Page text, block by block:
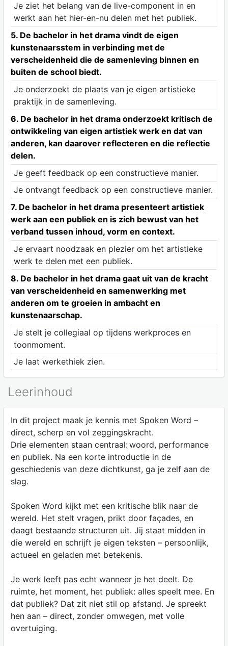
Je ziet het belang van de live-component in en
werkt aan het hier-en-nu delen met het publiek.
5. De bachelor in het drama vindt de eigen
kunstenaarsstem in verbinding met de
verscheidenheid die de samenleving binnen en
buiten de school biedt.
Je onderzoekt de plaats van je eigen artistieke
praktijk in de samenleving.
6. De bachelor in het drama onderzoekt kritisch de
ontwikkeling van eigen artistiek werk en dat van
anderen, kan daarover reflecteren en die reflectie
delen.
Je geeft feedback op een constructieve manier.
Je ontvangt feedback op een constructieve manier.
7. De bachelor in het drama presenteert artistiek
werk aan een publiek en is zich bewust van het
verband tussen inhoud, vorm en context.
Je ervaart noodzaak en plezier om het artistieke
werk te delen met een publiek.
8. De bachelor in het drama gaat uit van de kracht
van verscheidenheid en samenwerking met
anderen om te groeien in ambacht en
kunstenaarschap.
Je stelt je collegiaal op tijdens werkproces en
toonmoment.
Je laat werkethiek zien.
Leerinhoud
In dit project maak je kennis met Spoken Word –
direct, scherp en vol zeggingskracht.
Drie elementen staan centraal: woord, performance
en publiek. Na een korte introductie in de
geschiedenis van deze dichtkunst, ga je zelf aan de
slag.
Spoken Word kijkt met een kritische blik naar de
wereld. Het stelt vragen, prikt door façades, en
daagt bestaande structuren uit. Jij staat midden in
die wereld en schrijft je eigen teksten – persoonlijk,
actueel en geladen met betekenis.
Je werk leeft pas echt wanneer je het deelt. De
ruimte, het moment, het publiek: alles speelt mee. En
dat publiek? Dat zit niet stil op afstand. Je spreekt
hen aan – direct, zonder omwegen, met volle
overtuiging.